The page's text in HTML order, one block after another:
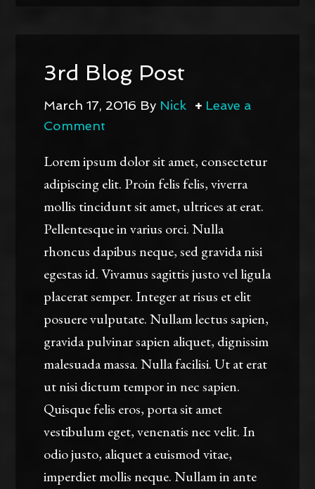
3rd Blog Post
March 17, 2016 By Nick
Leave a
Comment
Lorem ipsum dolor sit amet, consectetur
adipiscing elit. Proin felis felis, viverra
mollis tincidunt sit amet, ultrices at erat.
Pellentesque in varius orci. Nulla
rhoncus dapibus neque, sed gravida nisi
egestas id. Vivamus sagittis justo vel ligula
placerat semper. Integer at risus et elit
posuere vulputate. Nullam lectus sapien,
gravida pulvinar sapien aliquet, dignissim
malesuada massa. Nulla facilisi. Ut at erat
ut nisi dictum tempor in nec sapien.
Quisque felis eros, porta sit amet
vestibulum eget, venenatis nec velit. In
odio justo, aliquet a euismod vitae,
imperdiet mollis neque. Nullam in ante